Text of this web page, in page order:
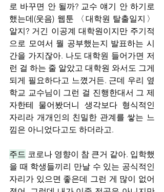
로 바꾸면 안 될까? 교수 얘기 안 하기로
했는데(웃음) 웹툰 〈대학원 탈출일지〉
알지? 거긴 이공계 대학원이지만 주기적
으로 모여서 뭘 공부했는지 발표하는 시
간을 가지잖아. 나도 대학원 들어가면 저
런 걸 하는 줄 알았고 대학원 와서도 그게
되게 필요하다고 느꼈거든. 근데 우리 옆
학교 교수님이 그런 걸 진행한대서 그 제
자한테 물어봤더니 생각보다 형식적인
자리라 개개인의 친밀한 관계를 쌓는 느
낌은 아니었다고도 하더라고.
주드 코로나 영향이 참 큰거 같아. 입학했
을 때 학생들끼리 만날 수 있는 공식적인
자리가 있으면 좋은데 그런 게 많이 없어